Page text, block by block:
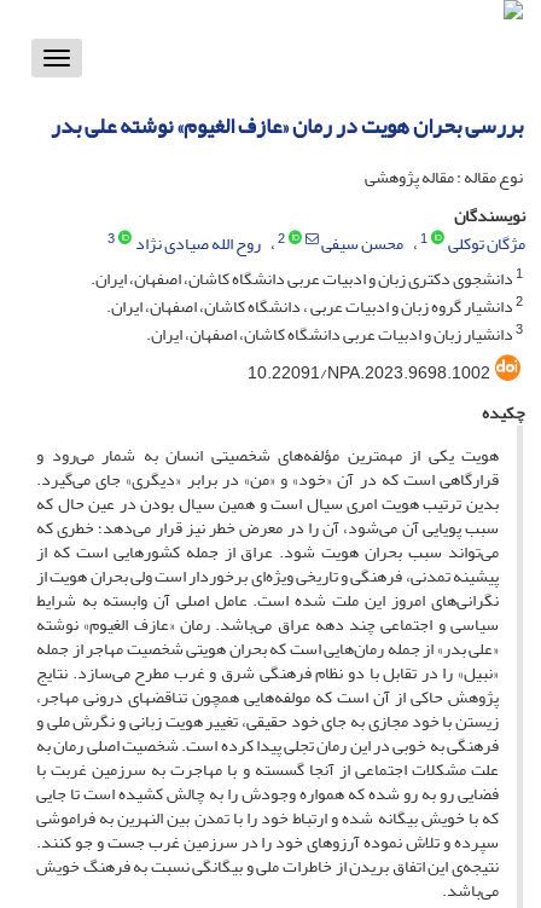
Toggle
بررسی بحران هویت در رمان «عازف الغیوم» نوشته علی بدر
نوع مقاله : مقاله پژوهشی
نویسندگان
مژگان توکلی
1 محسن سیفی 2 روح الله صیادی نژاد
3
1دانشجوی دکتری زبان و ادبیات عربی دانشگاه کاشان، اصفهان، ایران.
2دانشیار گروه زبان و ادبیات عربی ، دانشگاه کاشان، اصفهان، ایران.
3دانشیار زبان و ادبیات عربی دانشگاه کاشان، اصفهان، ایران.
10.22091/NPA.2023.9698.1002
چکیده
هویت یکی از مهمترین مؤلفه‌های شخصیتی انسان به شمار می‌رود و
قرارگاهی است که در آن «خود» و «من» در برابر «دیگری» جای می‌گیرد.
بدین ترتیب هویت امری سیال است و همین سیال بودن در عین حال که
سبب پویایی آن می‌شود، آن را در معرض خطر نیز قرار می‌دهد؛ خطری که
می‌تواند سبب بحران هویت شود. عراق از جمله کشورهایی است که از
پیشینه تمدنی، فرهنگی و تاریخی ویژه‌ای برخوردار است ولی بحران هویت از
نگرانی‌های امروز این ملت شده است. عامل اصلی آن وابسته به شرایط
سیاسی و اجتماعی چند دهه‌ عراق می‌باشد. رمان «عازف الغیوم» نوشته‌
«علی بدر» از جمله رمان‌هایی است که بحران هویتی شخصیت‌ مهاجر از جمله
«نبیل» را در تقابل با دو نظام فرهنگی شرق و غرب مطرح می‌سازد.نتایج
پژوهش حاکی از آن است که مولفه‌هایی همچون تناقضهای درونی مهاجر،
زیستن با خود مجازی به جای خود حقیقی، تغییر هویت زبانی و نگرش ملی و
فرهنگی به خوبی در این رمان تجلی پیدا کرده است. شخصیت ‌اصلی رمان به
علت مشکلات اجتماعی از آنجا گسسته‌ و با مهاجرت به سرزمین غربت با
فضایی رو به رو شده‌ که همواره وجودش را به چالش کشیده است تا جایی
که با خویش بیگانه شده و ارتباط خود را با تمدن بین النهرین به فراموشی
سپرده و تلاش نموده‌ آرزوهای خود را در سرزمین غرب جست و جو کنند.
نتیجه‌ی این اتفاق بریدن از خاطرات ملی و بیگانگی نسبت به فرهنگ خویش
می‌باشد.